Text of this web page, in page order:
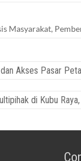
Masyarakat,
Akses Pasar
di Kubu